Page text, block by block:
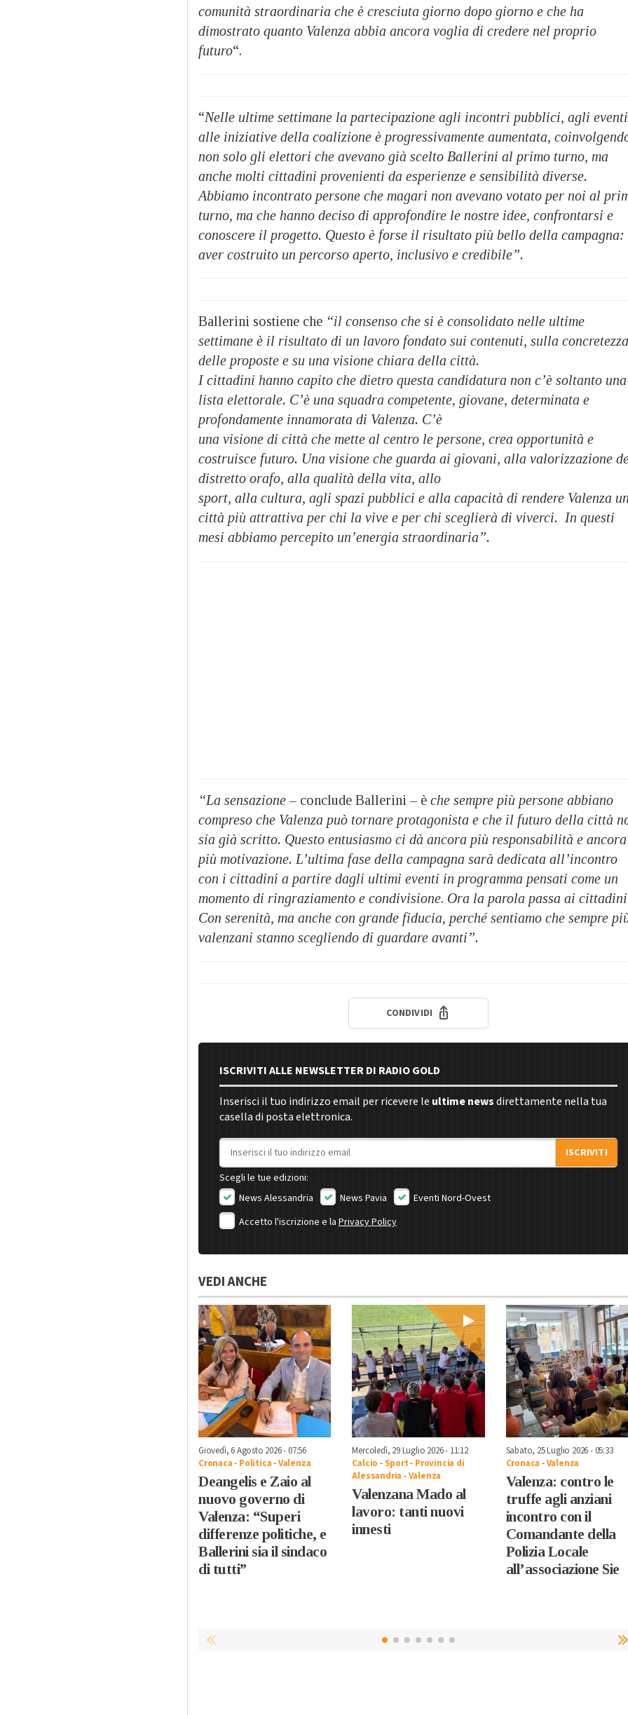
comunità straordinaria che è cresciuta giorno dopo giorno e che ha
dimostrato quanto Valenza abbia ancora voglia di credere nel proprio
futuro“.
“Nelle ultime settimane la partecipazione agli incontri pubblici, agli
alle iniziative della coalizione è progressivamente aumentata,
non solo gli elettori che avevano già scelto Ballerini al primo turno, ma
anche molti cittadini provenienti da esperienze e sensibilità diverse.
Abbiamo incontrato persone che magari non avevano votato per noi al
turno, ma che hanno deciso di approfondire le nostre idee, confrontarsi e
conoscere il progetto. Questo è forse il risultato più bello della campagna:
aver costruito un percorso aperto, inclusivo e credibile”.
Ballerini sostiene che “il consenso che si è consolidato nelle ultime
settimane è il risultato di un lavoro fondato sui contenuti, sulla concretezza
delle proposte e su una visione chiara della città.
I cittadini hanno capito che dietro questa candidatura non c’è soltanto una
lista elettorale. C’è una squadra competente, giovane, determinata e
profondamente innamorata di Valenza. C’è
una visione di città che mette al centro le persone, crea opportunità e
costruisce futuro. Una visione che guarda ai giovani, alla valorizzazione
distretto orafo, alla qualità della vita, allo
sport, alla cultura, agli spazi pubblici e alla capacità di rendere Valenza
città più attrattiva per chi la vive e per chi sceglierà di viverci. In questi
mesi abbiamo percepito un’energia straordinaria”.
“La sensazione – conclude Ballerini – è che sempre più persone abbiano
compreso che Valenza può tornare protagonista e che il futuro della città
sia già scritto. Questo entusiasmo ci dà ancora più responsabilità e ancora
più motivazione. L’ultima fase della campagna sarà dedicata all’incontro
con i cittadini a partire dagli ultimi eventi in programma pensati come un
momento di ringraziamento e condivisione. Ora la parola passa ai
Con serenità, ma anche con grande fiducia, perché sentiamo che sempre
valenzani stanno scegliendo di guardare avanti”.
CONDIVIDI
ISCRIVITI ALLE NEWSLETTER DI RADIO GOLD
Inserisci il tuo indirizzo email per ricevere le ultime newsdirettamente nella tua
casella di posta elettronica.
Indirizzo email
ISCRIVITI
Scegli le tue edizioni:
News Alessandria
News Pavia
Eventi Nord-Ovest
Accetto l'iscrizione e la Privacy Policy
VEDI ANCHE
Giovedì, 6 Agosto 2026 - 07:56
Cronaca- Politica-Valenza
Deangelis e Zaio al
nuovo governo di
Valenza: “Superi
differenze politiche, e
Ballerini sia il sindaco
di tutti”
Mercoledì, 29 Luglio 2026 - 11:12
Calcio -Sport- Provincia di
Alessandria -Valenza
Valenzana Mado al
lavoro: tanti nuovi
innesti
Sabato, 25 Luglio 2026 - 05:33
Cronaca -Valenza
Valenza: contro le
truffe agli anziani
incontro con il
Comandante della
Polizia Locale
all’associazione Sie